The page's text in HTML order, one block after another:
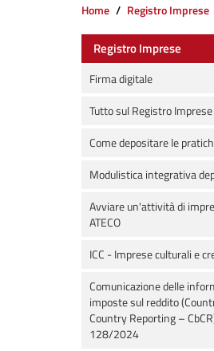
Home Registro Imprese
Registro Imprese
Firma digitale
Tutto sul Registro Imprese
Come depositare le
Modulistica integrativa
Avviare un'attività di
ATECO
ICC - Imprese culturali e
Comunicazione delle
imposte sul reddito
Country Reporting –
128/2024